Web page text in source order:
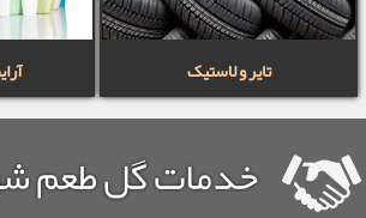
تایر و لاستیک
خدمات گل طعم